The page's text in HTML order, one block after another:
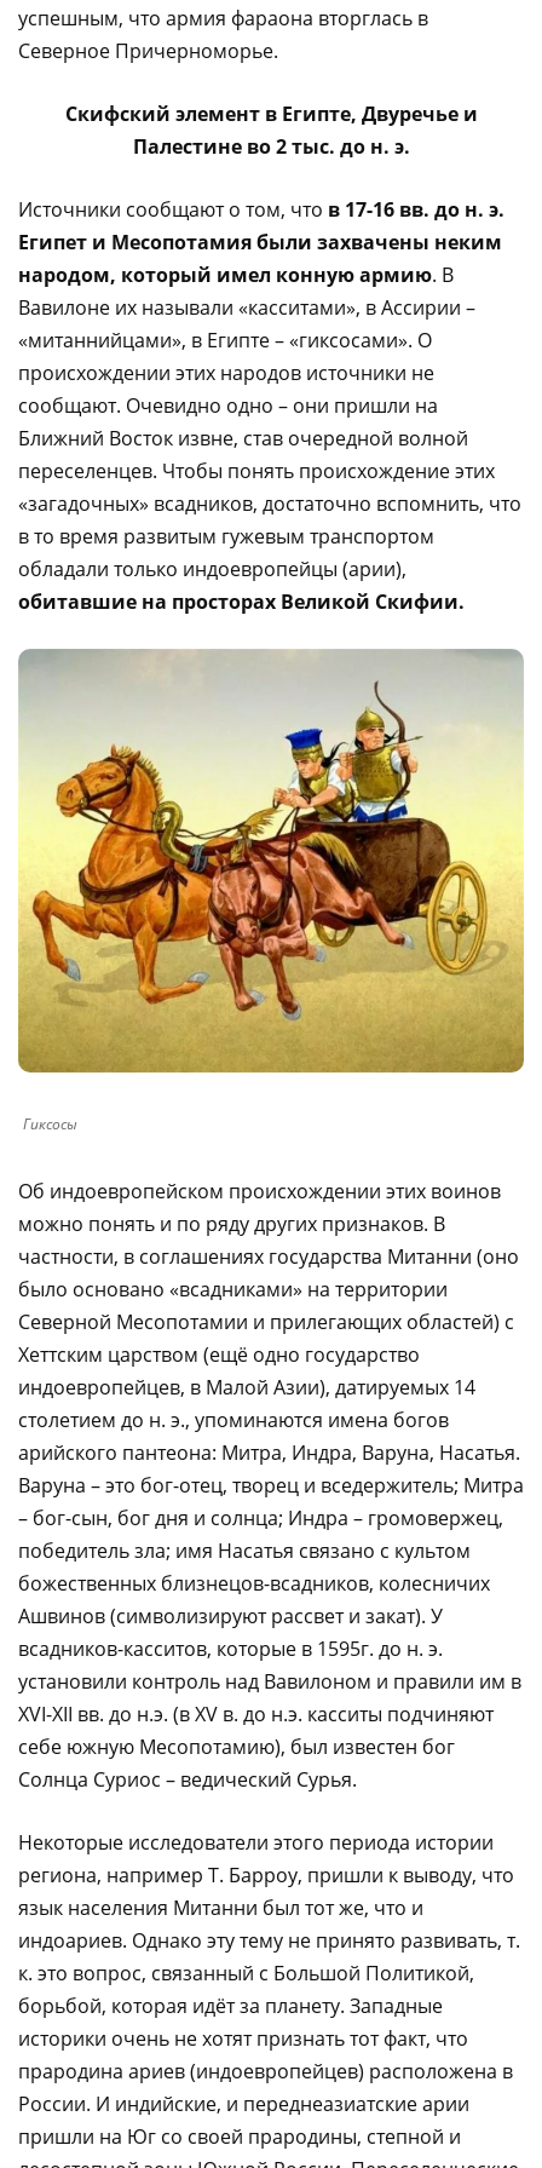
успешным, что армия фараона вторглась в
Северное Причерноморье.
Скифский элемент в Египте, Двуречье и
Палестине во 2 тыс. до н. э.
Источники сообщают о том, что в 17-16 вв. до н. э.
Египет и Месопотамия были захвачены неким
народом, который имел конную армию. В
Вавилоне их называли «касситами», в Ассирии –
«митаннийцами», в Египте – «гиксосами». О
происхождении этих народов источники не
сообщают. Очевидно одно – они пришли на
Ближний Восток извне, став очередной волной
переселенцев. Чтобы понять происхождение этих
«загадочных» всадников, достаточно вспомнить, что
в то время развитым гужевым транспортом
обладали только индоевропейцы (арии),
обитавшие на просторах Великой Скифии.
Гиксосы
Об индоевропейском происхождении этих воинов
можно понять и по ряду других признаков. В
частности, в соглашениях государства Митанни (оно
было основано «всадниками» на территории
Северной Месопотамии и прилегающих областей) с
Хеттским царством (ещё одно государство
индоевропейцев, в Малой Азии), датируемых 14
столетием до н. э., упоминаются имена богов
арийского пантеона: Митра, Индра, Варуна, Насатья.
Варуна – это бог-отец, творец и вседержитель; Митра
– бог-сын, бог дня и солнца; Индра – громовержец,
победитель зла; имя Насатья связано с культом
божественных близнецов-всадников, колесничих
Ашвинов (символизируют рассвет и закат). У
всадников-касситов, которые в 1595г. до н. э.
установили контроль над Вавилоном и правили им в
XVI-XII вв. до н.э. (в XV в. до н.э. касситы подчиняют
себе южную Месопотамию), был известен бог
Солнца Суриос – ведический Сурья.
Некоторые исследователи этого периода истории
региона, например Т. Барроу, пришли к выводу, что
язык населения Митанни был тот же, что и
индоариев. Однако эту тему не принято развивать, т.
к. это вопрос, связанный с Большой Политикой,
борьбой, которая идёт за планету. Западные
историки очень не хотят признать тот факт, что
прародина ариев (индоевропейцев) расположена в
России. И индийские, и переднеазиатские арии
пришли на Юг со своей прародины, степной и